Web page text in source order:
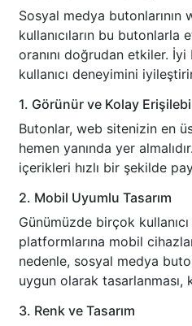
Sosyal medya
kullanıcıların bu butonlarla
oranını doğrudan etkiler. İyi
kullanıcı deneyimini
1. Görünür ve Kolay
Butonlar, web sitenizin en
hemen yanında yer
içerikleri hızlı bir şekilde
2. Mobil Uyumlu Tasarım
Günümüzde birçok
platformlarına mobil
nedenle, sosyal medya
uygun olarak tasarlanması,
3. Renk ve Tasarım